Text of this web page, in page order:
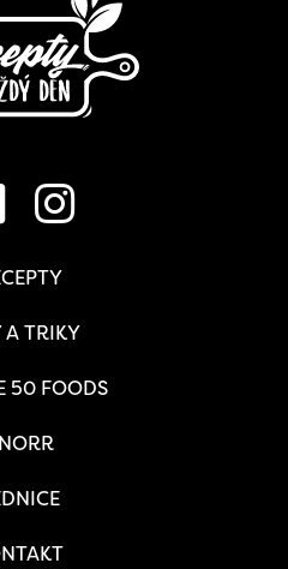
A TRIKY
50 FOODS